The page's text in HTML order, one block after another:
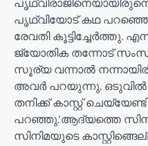
പൃഥ്വിയോട് കഥ
രേവതി കൂട്ടിച്ചേര്‍ത്തു.
ജ്യോതിക തന്നോട്
സൂര്യ വന്നാല്‍
അവര്‍ പറയുന്നു. ഒടുവില്‍
തനിക്ക് കാസ്റ്റ്
പറഞ്ഞു.‘ആദ്യത്തെ
സിനിമയുടെ